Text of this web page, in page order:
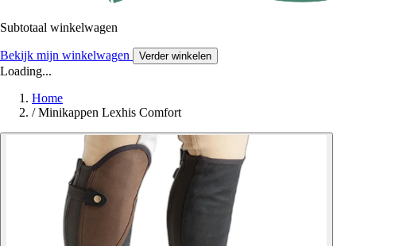
Subtotaal winkelwagen
Bekijk mijn winkelwagen Verder winkelen
Loading...
Home
/ Minikappen Lexhis Comfort